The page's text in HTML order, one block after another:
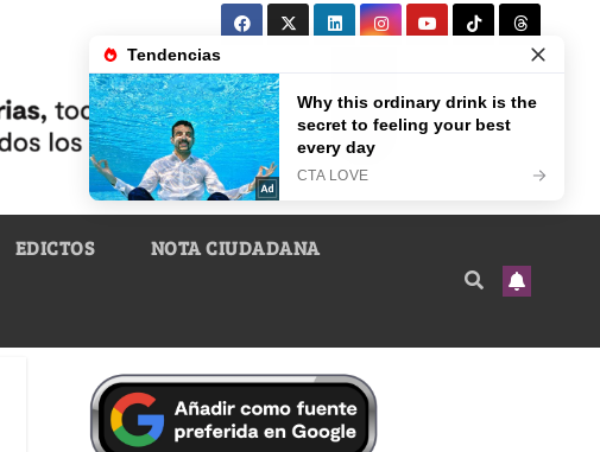
EDICTOS NOTA CIUDADANA